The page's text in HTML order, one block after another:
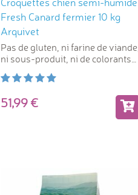
Fresh Canard fermier 10 kg
Arquivet
Pas de gluten, ni farine de viande,
ni sous-produit, ni de colorants
51,99